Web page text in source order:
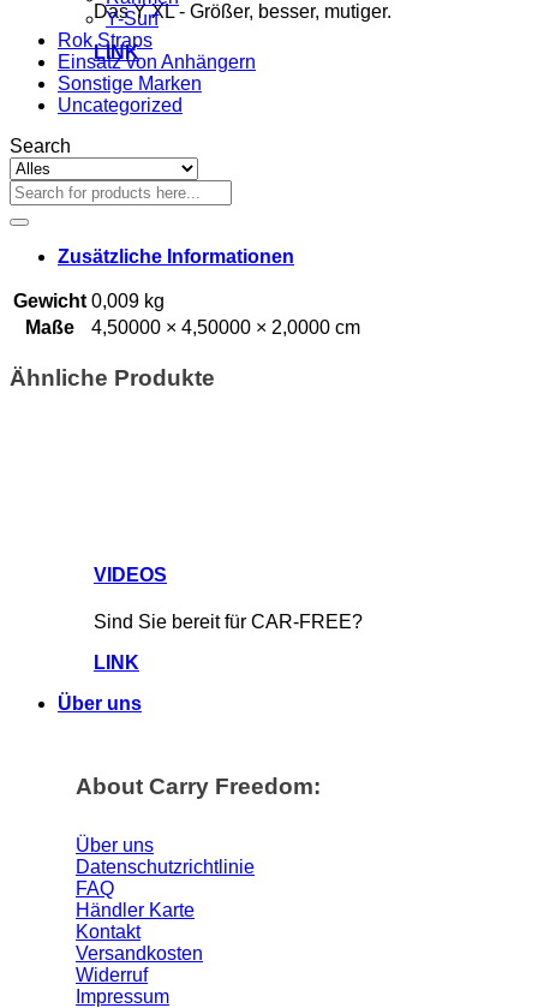
Das Y XL - Größer, besser, mutiger.
LINK
VIDEOS
Sind Sie bereit für CAR-FREE?
LINK
Über uns
About Carry Freedom:
Über uns
Datenschutzrichtlinie
FAQ
Händler Karte
Kontakt
Versandkosten
Widerruf
Impressum
Y-Surf
Rok Straps
Einsatz von Anhängern
Sonstige Marken
Uncategorized
Search
Suchen
nach:
Zusätzliche Informationen
Gewicht 0,009 kg
Maße
4,50000 × 4,50000 × 2,0000 cm
Ähnliche Produkte